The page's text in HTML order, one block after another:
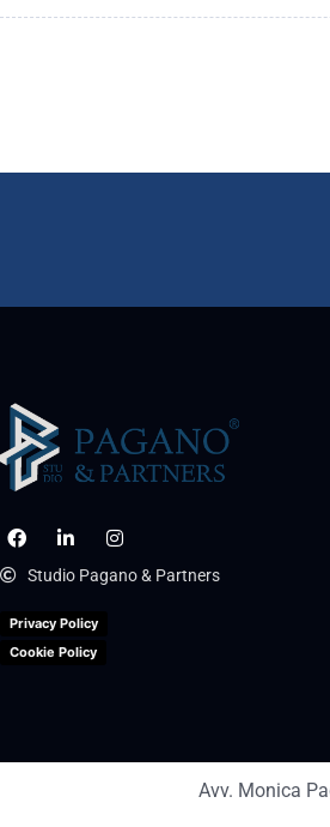
Studio Pagano & Partners
Privacy Policy
Cookie Policy
Avv. Monica